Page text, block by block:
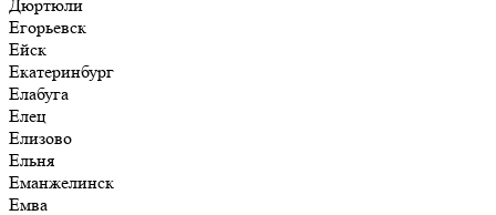
Дюртюли
Егорьевск
Ейск
Екатеринбург
Елабуга
Елец
Елизово
Ельня
Еманжелинск
Емва